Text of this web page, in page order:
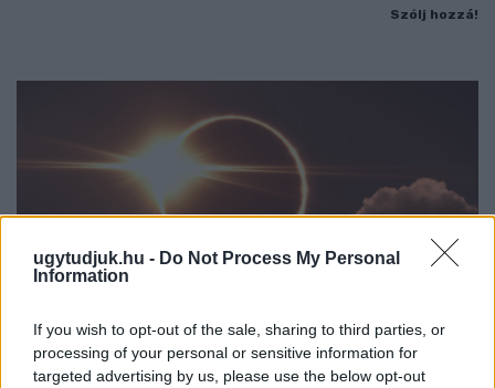
ugytudjuk.hu - Do Not Process My Personal
Information
If you wish to opt-out of the sale, sharing to third parties, or
processing of your personal or sensitive information for
targeted advertising by us, please use the below opt-out
Szólj hozzá!